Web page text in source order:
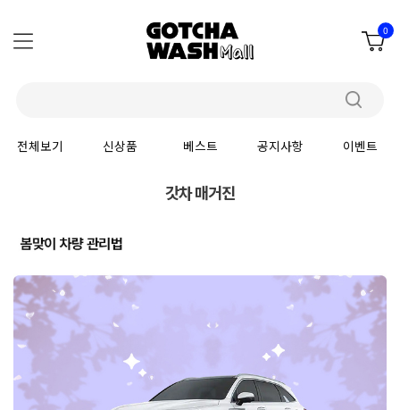
0
전체보기 신상품 베스트 공지사항 이벤트
갓차 매거진